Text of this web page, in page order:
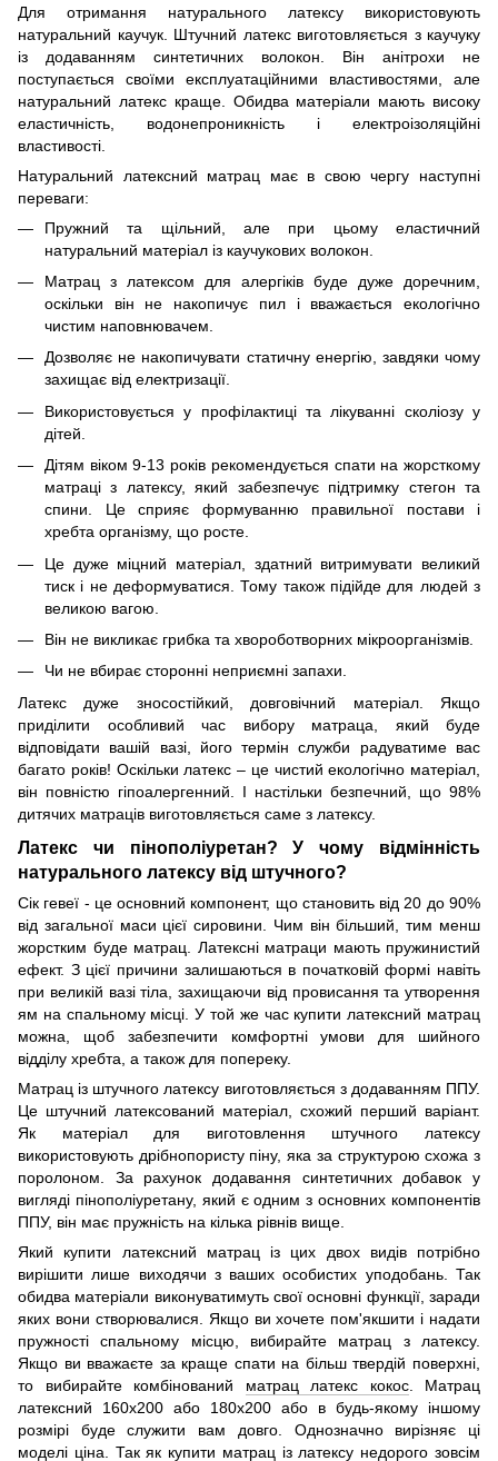
Для отримання натурального латексу використовують
натуральний каучук. Штучний латекс виготовляється з каучуку
із додаванням синтетичних волокон. Він анітрохи не
поступається своїми експлуатаційними властивостями, але
натуральний латекс краще. Обидва матеріали мають високу
еластичність, водонепроникність і електроізоляційні
властивості.
Натуральний латексний матрац має в свою чергу наступні
переваги:
Пружний та щільний, але при цьому еластичний
натуральний матеріал із каучукових волокон.
Матрац з латексом для алергіків буде дуже доречним,
оскільки він не накопичує пил і вважається екологічно
чистим наповнювачем.
Дозволяє не накопичувати статичну енергію, завдяки чому
захищає від електризації.
Використовується у профілактиці та лікуванні сколіозу у
дітей.
Дітям віком 9-13 років рекомендується спати на жорсткому
матраці з латексу, який забезпечує підтримку стегон та
спини. Це сприяє формуванню правильної постави і
хребта організму, що росте.
Це дуже міцний матеріал, здатний витримувати великий
тиск і не деформуватися. Тому також підійде для людей з
великою вагою.
Він не викликає грибка та хвороботворних мікроорганізмів.
Чи не вбирає сторонні неприємні запахи.
Латекс дуже зносостійкий, довговічний матеріал. Якщо
приділити особливий час вибору матраца, який буде
відповідати вашій вазі, його термін служби радуватиме вас
багато років! Оскільки латекс – це чистий екологічно матеріал,
він повністю гіпоалергенний. І настільки безпечний, що 98%
дитячих матраців виготовляється саме з латексу.
Латекс чи пінополіуретан? У чому відмінність
натурального латексу від штучного?
Сік гевеї - це основний компонент, що становить від 20 до 90%
від загальної маси цієї сировини. Чим він більший, тим менш
жорстким буде матрац. Латексні матраци мають пружинистий
ефект. З цієї причини залишаються в початковій формі навіть
при великій вазі тіла, захищаючи від провисання та утворення
ям на спальному місці. У той же час купити латексний матрац
можна, щоб забезпечити комфортні умови для шийного
відділу хребта, а також для попереку.
Матрац із штучного латексу виготовляється з додаванням ППУ.
Це штучний латексований матеріал, схожий перший варіант.
Як матеріал для виготовлення штучного латексу
використовують дрібнопористу піну, яка за структурою схожа з
поролоном. За рахунок додавання синтетичних добавок у
вигляді пінополіуретану, який є одним з основних компонентів
ППУ, він має пружність на кілька рівнів вище.
Який купити латексний матрац із цих двох видів потрібно
вирішити лише виходячи з ваших особистих уподобань. Так
обидва матеріали виконуватимуть свої основні функції, заради
яких вони створювалися. Якщо ви хочете пом'якшити і надати
пружності спальному місцю, вибирайте матрац з латексу.
Якщо ви вважаєте за краще спати на більш твердій поверхні,
то вибирайте комбінований матрац латекс кокос. Матрац
латексний 160х200 або 180х200 або в будь-якому іншому
розмірі буде служити вам довго. Однозначно вирізняє ці
моделі ціна. Так як купити матрац із латексу недорого зовсім